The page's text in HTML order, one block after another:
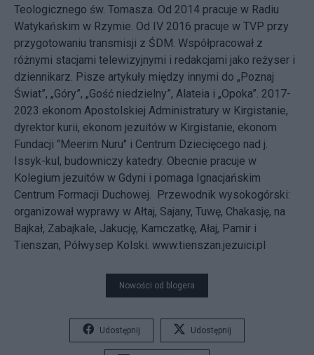
Teologicznego św. Tomasza. Od 2014 pracuje w Radiu
Watykańskim w Rzymie. Od IV 2016 pracuje w TVP przy
przygotowaniu transmisji z ŚDM. Współpracował z
różnymi stacjami telewizyjnymi i redakcjami jako reżyser i
dziennikarz. Pisze artykuły między innymi do „Poznaj
Świat”, „Góry”, „Gość niedzielny”, Alateia i „Opoka”. 2017-
2023 ekonom Apostolskiej Administratury w Kirgistanie,
dyrektor kurii, ekonom jezuitów w Kirgistanie, ekonom
Fundacji "Meerim Nuru" i Centrum Dziecięcego nad j.
Issyk-kul, budowniczy katedry. Obecnie pracuje w
Kolegium jezuitów w Gdyni i pomaga Ignacjańskim
Centrum Formacji Duchowej. Przewodnik wysokogórski:
organizował wyprawy w Ałtaj, Sajany, Tuwę, Chakasję, na
Bajkał, Zabajkale, Jakucję, Kamczatkę, Ałaj, Pamir i
Tienszan, Półwysep Kolski. www.tienszan.jezuici.pl
Nowości od blogera
Udostępnij Udostępnij